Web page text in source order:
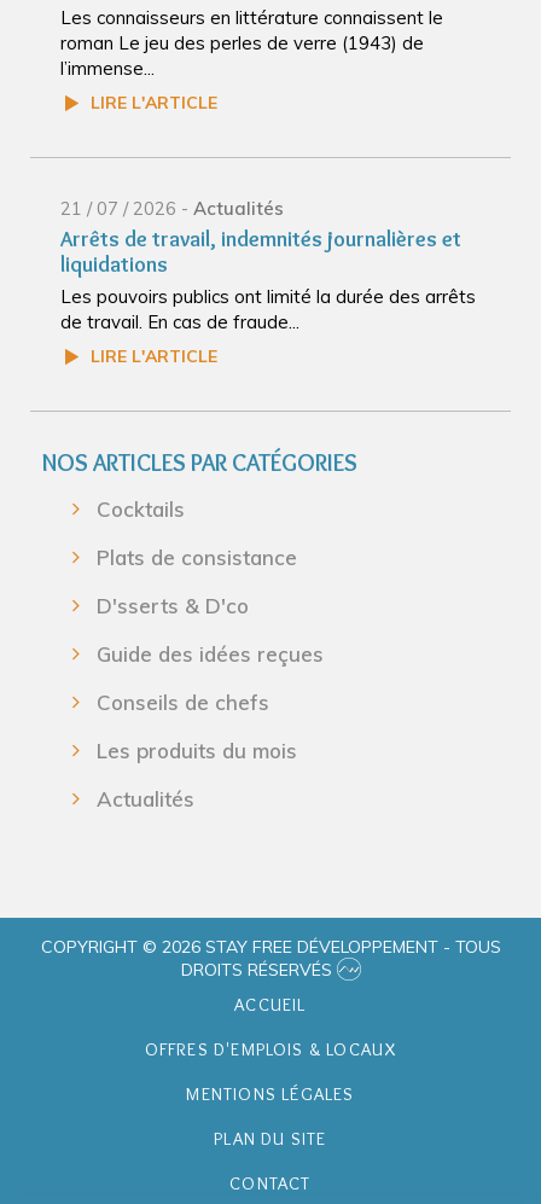
Les connaisseurs en littérature connaissent le
roman Le jeu des perles de verre (1943) de
l’immense...
LIRE L'ARTICLE
21 / 07 / 2026 - Actualités
Arrêts de travail, indemnités journalières et
liquidations
Les pouvoirs publics ont limité la durée des arrêts
de travail. En cas de fraude...
LIRE L'ARTICLE
NOS ARTICLES PAR CATÉGORIES
Cocktails
Plats de consistance
D'sserts & D'co
Guide des idées reçues
Conseils de chefs
Les produits du mois
Actualités
COPYRIGHT © 2026 STAY FREE DÉVELOPPEMENT - TOUS
DROITS RÉSERVÉS
ACCUEIL
OFFRES D'EMPLOIS & LOCAUX
MENTIONS LÉGALES
PLAN DU SITE
CONTACT